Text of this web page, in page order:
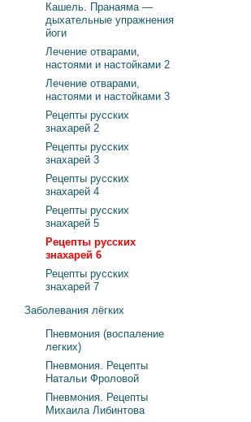
Кашель. Пранаяма —
дыхательные упражнения
йоги
Лечение отварами,
настоями и настойками 2
Лечение отварами,
настоями и настойками 3
Рецепты русских
знахарей 2
Рецепты русских
знахарей 3
Рецепты русских
знахарей 4
Рецепты русских
знахарей 5
Рецепты русских
знахарей 6
Рецепты русских
знахарей 7
Заболевания лёгких
Пневмония (воспаление
легких)
Пневмония. Рецепты
Натальи Фроловой
Пневмония. Рецепты
Михаила Либинтова